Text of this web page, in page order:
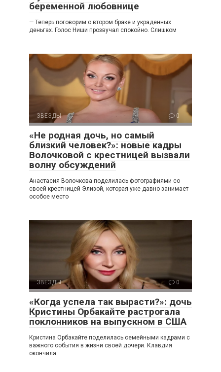
беременной любовнице
— Теперь поговорим о втором браке и украденных
деньгах. Голос Ниши прозвучал спокойно. Слишком
ЗВЕЗДЫ 0
«Не родная дочь, но самый
близкий человек?»: новые кадры
Волочковой с крестницей вызвали
волну обсуждений
Анастасия Волочкова поделилась фотографиями со
своей крестницей Элизой, которая уже давно занимает
особое место
ЗВЕЗДЫ 0
«Когда успела так вырасти?»: дочь
Кристины Орбакайте растрогала
поклонников на выпускном в США
Кристина Орбакайте поделилась семейными кадрами с
важного события в жизни своей дочери. Клавдия
окончила